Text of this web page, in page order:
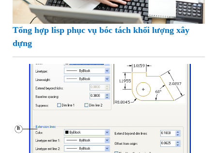
Tổng hợp lisp phục vụ bóc tách khối lượng xây
dựng